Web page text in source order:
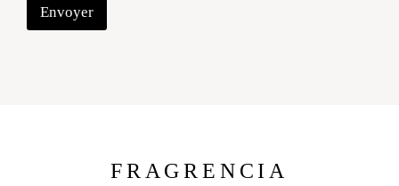
Envoyer
FRAGRENCIA